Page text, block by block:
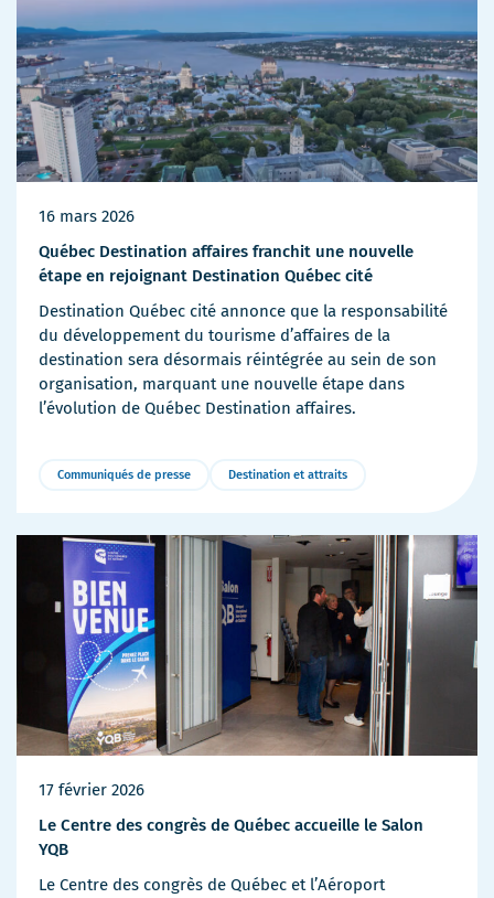
16 mars 2026
Québec Destination affaires franchit une nouvelle
étape en rejoignant Destination Québec cité
Destination Québec cité annonce que la responsabilité
du développement du tourisme d’affaires de la
destination sera désormais réintégrée au sein de son
organisation, marquant une nouvelle étape dans
l’évolution de Québec Destination affaires.
Communiqués de presse Destination et attraits
Plus
17 février 2026
Le Centre des congrès de Québec accueille le Salon
YQB
Le Centre des congrès de Québec et l’Aéroport